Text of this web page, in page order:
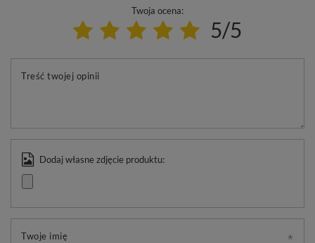
Twoja ocena:
5/5
Treść twojej opinii
Dodaj własne zdjęcie produktu:
Twoje imię